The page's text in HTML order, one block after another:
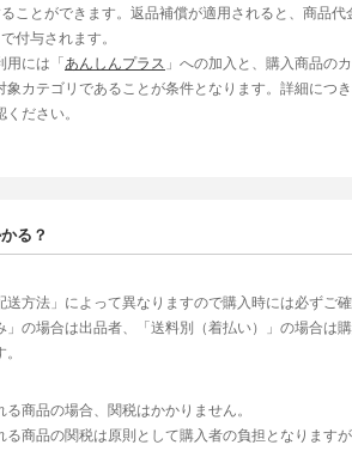
ことができます。返品補償が適用されると、商品代
付与されます。
用には「 あんしんプラス 」への加入と、購入商品の
象カテゴリであることが条件となります。詳細につ
ください。
る？
送方法」によって異なりますので購入時には必ずご
」の場合は出品者、「送料別（着払い）」の場合は
る商品の場合、関税はかかりません。
る商品の関税は原則として購入者の負担となります